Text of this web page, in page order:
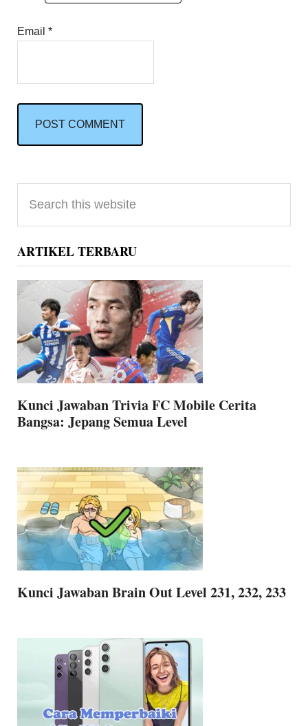
Email*
Primary
Sidebar
this
website
ARTIKEL TERBARU
Kunci Jawaban Trivia FC Mobile Cerita
Bangsa: Jepang Semua Level
Kunci Jawaban Brain Out Level 231, 232, 233